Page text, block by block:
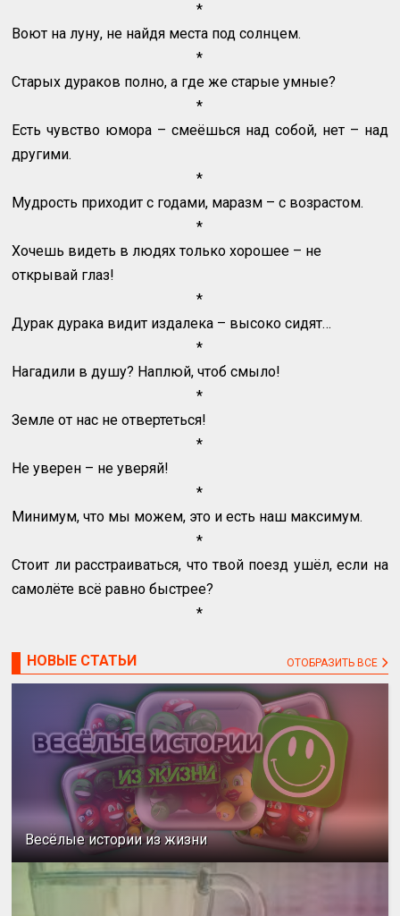
*
Воют на луну, не найдя места под солнцем.
*
Старых дураков полно, а где же старые умные?
*
Есть чувство юмора – смеёшься над собой, нет – над
другими.
*
Мудрость приходит с годами, маразм – с возрастом.
*
Хочешь видеть в людях только хорошее – не
открывай глаз!
*
Дурак дурака видит издалека – высоко сидят…
*
Нагадили в душу? Наплюй, чтоб смыло!
*
Земле от нас не отвертеться!
*
Не уверен – не уверяй!
*
Минимум, что мы можем, это и есть наш максимум.
*
Стоит ли расстраиваться, что твой поезд ушёл, если на
самолёте всё равно быстрее?
*
НОВЫЕ СТАТЬИ ОТОБРАЗИТЬ ВСЕ
Весёлые истории из жизни